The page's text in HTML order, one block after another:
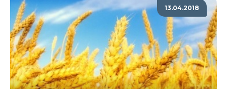
13.04.2018